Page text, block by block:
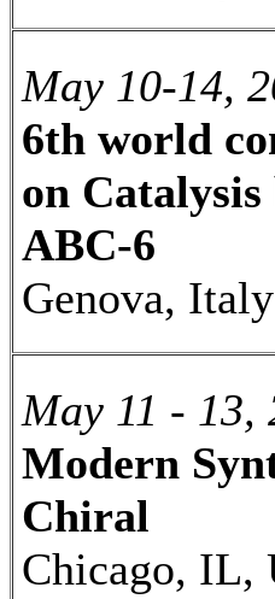
May 10-14,
6th world
on Catalysis
ABC-6
Genova, Italy
May 11 - 13,
Modern
Chiral
Chicago, IL,